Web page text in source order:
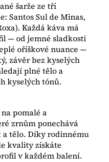
šarže ze tří
Santos Sul de Minas,
Každá káva má
— od jemné sladkosti
oříškové nuance —
závěr bez kyselých
plné tělo a
kyselých tónů.
pomalé a
zrnům ponechává
tělo. Díky rodinnému
kvality získáte
v každém balení.